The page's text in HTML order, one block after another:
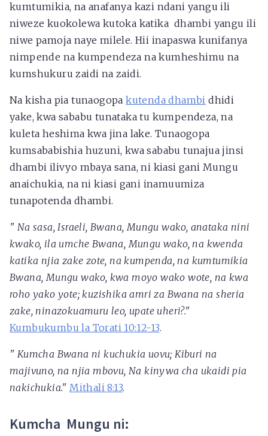
kumtumikia, na anafanya kazi ndani yangu ili
niweze kuokolewa kutoka katika dhambi yangu ili
niwe pamoja naye milele. Hii inapaswa kunifanya
nimpende na kumpendeza na kumheshimu na
kumshukuru zaidi na zaidi.
Na kisha pia tunaogopakutenda dhambi dhidi
yake, kwa sababu tunataka tu kumpendeza, na
kuleta heshima kwa jina lake. Tunaogopa
kumsababishia huzuni, kwa sababu tunajua jinsi
dhambi ilivyo mbaya sana, ni kiasi gani Mungu
anaichukia, na ni kiasi gani inamuumiza
tunapotenda dhambi.
" Na sasa, Israeli, Bwana, Mungu wako, anataka nini
kwako, ila umche Bwana, Mungu wako, na kwenda
katika njia zake zote, na kumpenda, na kumtumikia
Bwana, Mungu wako, kwa moyo wako wote, na kwa
roho yako yote; kuzishika amri za Bwana na sheria
zake, ninazokuamuru leo, upate uheri?."
Kumbukumbu la Torati 10:12-13.
" Kumcha Bwana ni kuchukia uovu; Kiburi na
majivuno, na njia mbovu, Na kinywa cha ukaidi pia
nakichukia."Mithali 8:13.
Kumcha Mungu ni: